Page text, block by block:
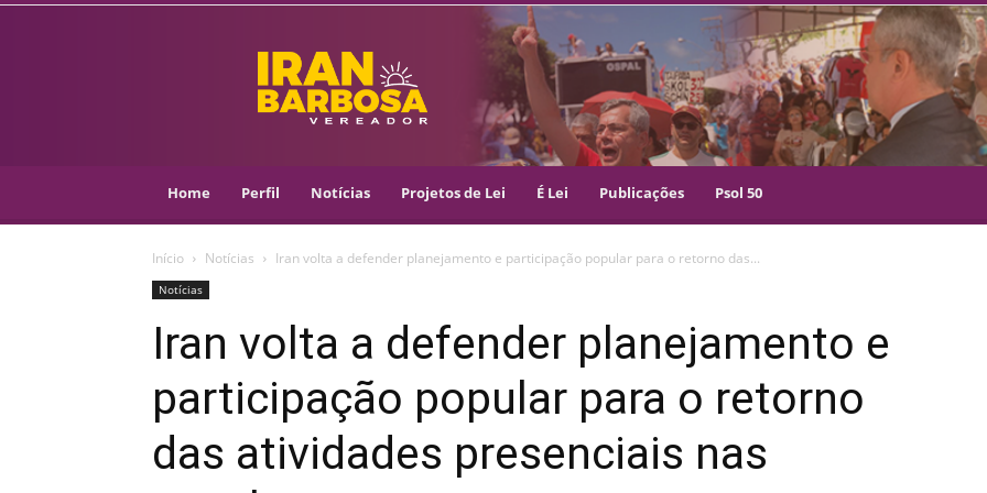
IRAN
BARBOSA
–
VEREADOR
–
Home Perfil Notícias Projetos de Lei É Lei Publicações Psol 50
Início Notícias Iran volta a defender planejamento e participação popular para o retorno das...
Notícias
Iran volta a defender planejamento e
participação popular para o retorno
das atividades presenciais nas